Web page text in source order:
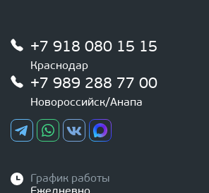
+7 918 080 15 15
Краснодар
+7 989 288 77 00
Новороссийск/Анапа
График работы